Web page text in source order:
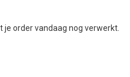
je order vandaag nog verwerkt.